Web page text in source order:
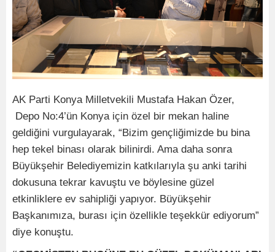
AK Parti Konya Milletvekili Mustafa Hakan Özer,
Depo No:4’ün Konya için özel bir mekan haline
geldiğini vurgulayarak, “Bizim gençliğimizde bu bina
hep tekel binası olarak bilinirdi. Ama daha sonra
Büyükşehir Belediyemizin katkılarıyla şu anki tarihi
dokusuna tekrar kavuştu ve böylesine güzel
etkinliklere ev sahipliği yapıyor. Büyükşehir
Başkanımıza, burası için özellikle teşekkür ediyorum”
diye konuştu.